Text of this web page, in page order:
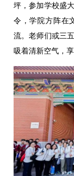
坪，参加学校盛
令，学院方阵在
流。老师们或三
吸着清新空气，